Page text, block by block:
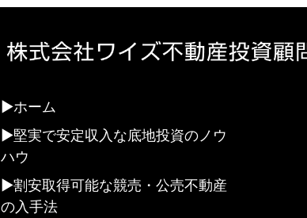
ホーム
堅実で安定収入な底地投資のノウ
ハウ
割安取得可能な競売・公売不動産
の入手法